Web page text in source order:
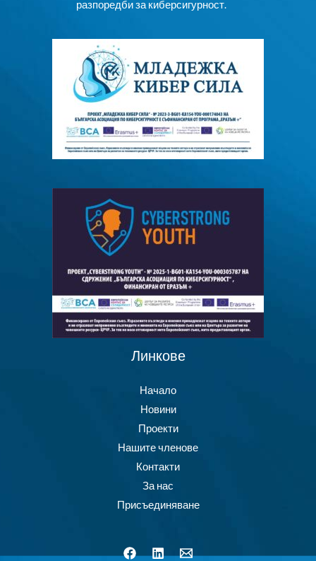
разпоредби за киберсигурност.
Линкове
Начало
Новини
Проекти
Нашите членове
Контакти
За нас
Присъединяване